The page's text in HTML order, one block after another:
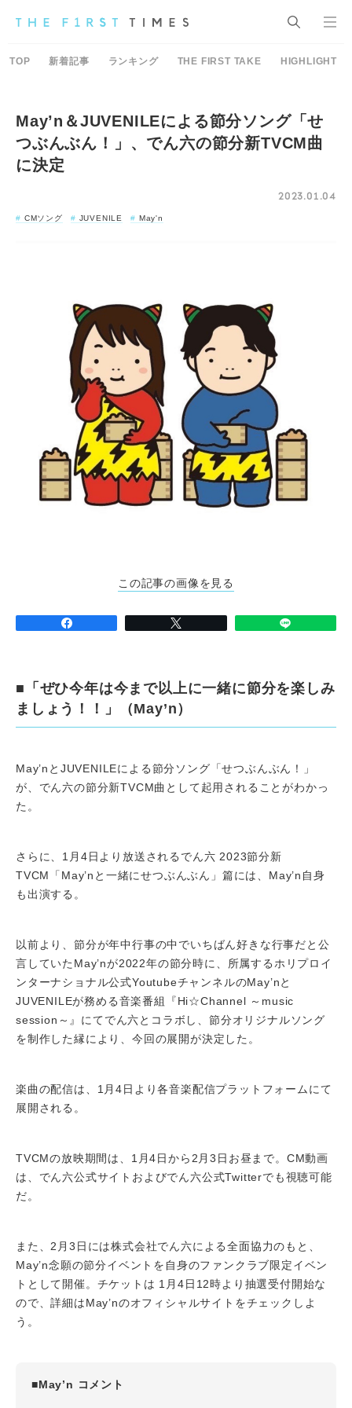
TOP 新着記事 ランキング THE FIRST TAKE HIGHLIGHT
May’n＆JUVENILEによる節分ソング「せ
つぶんぶん！」、でん六の節分新TVCM曲
に決定
2023.01.04
CMソング JUVENILE May'n
この記事の画像を見る
■「ぜひ今年は今まで以上に一緒に節分を楽しみ
ましょう！！」（May’n）
May’nとJUVENILEによる節分ソング「せつぶんぶん！」
が、でん六の節分新TVCM曲として起用されることがわかっ
た。
さらに、1月4日より放送されるでん六 2023節分新
TVCM「May’nと一緒にせつぶんぶん」篇には、May’n自身
も出演する。
以前より、節分が年中行事の中でいちばん好きな行事だと公
言していたMay’nが2022年の節分時に、所属するホリプロイ
ンターナショナル公式YoutubeチャンネルのMay’nと
JUVENILEが務める音楽番組『Hi☆Channel ～music
session～』にてでん六とコラボし、節分オリジナルソング
を制作した縁により、今回の展開が決定した。
楽曲の配信は、1月4日より各音楽配信プラットフォームにて
展開される。
TVCMの放映期間は、1月4日から2月3日お昼まで。CM動画
は、でん六公式サイトおよびでん六公式Twitterでも視聴可能
だ。
また、2月3日には株式会社でん六による全面協力のもと、
May’n念願の節分イベントを自身のファンクラブ限定イベン
トとして開催。チケットは 1月4日12時より抽選受付開始な
ので、詳細はMay’nのオフィシャルサイトをチェックしよ
う。
■May’n コメント